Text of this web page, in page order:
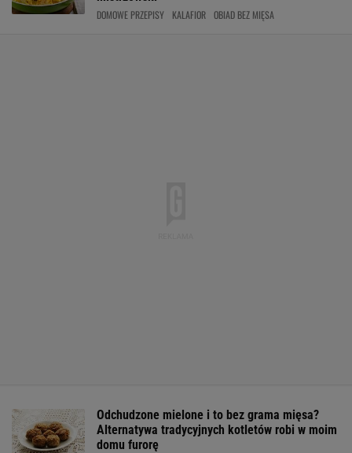
DOMOWE PRZEPISY KALAFIOR OBIAD BEZ MIĘSA
Odchudzone mielone i to bez grama mięsa?
Alternatywa tradycyjnych kotletów robi w moim
domu furorę